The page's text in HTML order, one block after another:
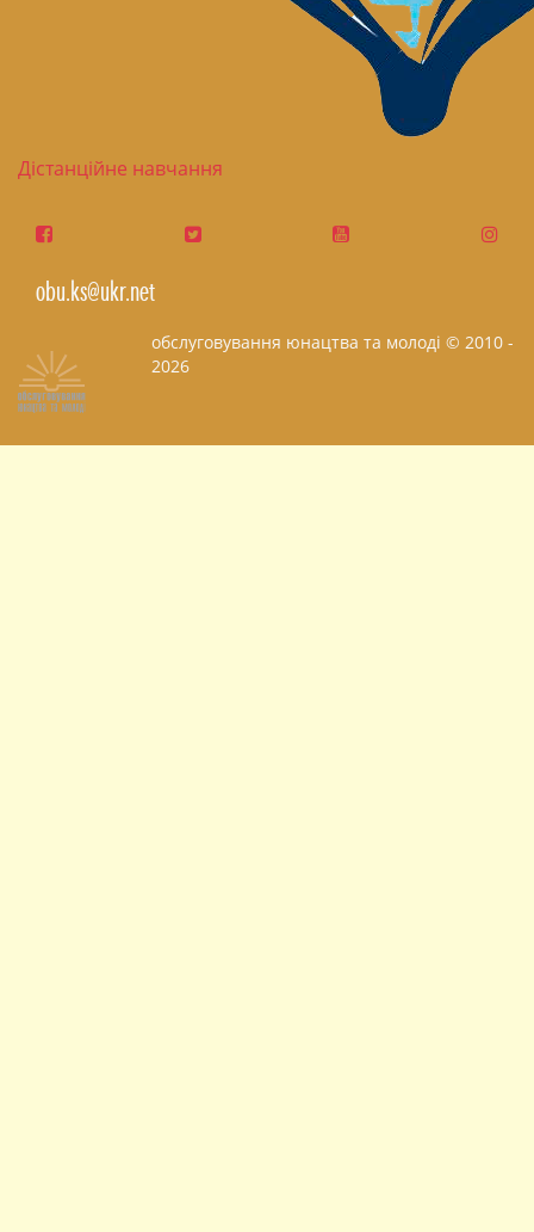
Дістанційне навчання
obu.ks@ukr.net
обслуговування юнацтва та молоді © 2010 -
2026